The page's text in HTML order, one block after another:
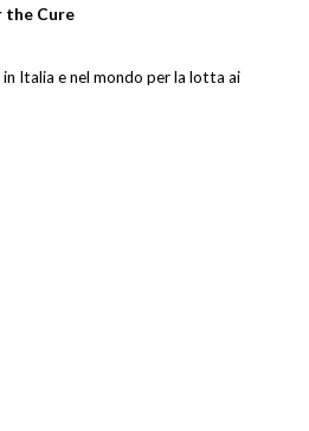
the Cure
Italia e nel mondo per la lotta ai